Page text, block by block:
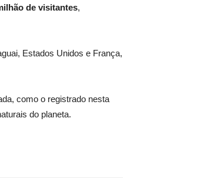
de visitantes,
Estados Unidos e França,
como o registrado nesta
do planeta.